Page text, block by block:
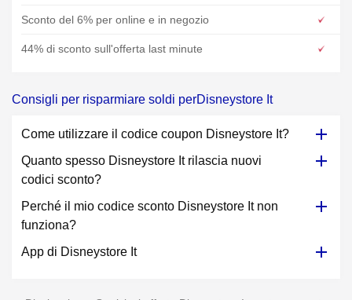
Sconto del 6% per online e in negozio
44% di sconto sull'offerta last minute
Consigli per risparmiare soldi perDisneystore It
Come utilizzare il codice coupon Disneystore It?
Quanto spesso Disneystore It rilascia nuovi
codici sconto?
Perché il mio codice sconto Disneystore It non
funziona?
App di Disneystore It